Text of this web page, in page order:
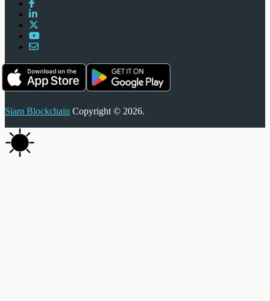
Siam Blockchain Copyright © 2026.